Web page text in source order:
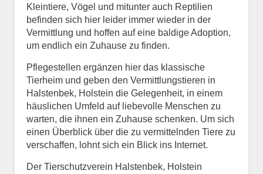
Kleintiere, Vögel und mitunter auch Reptilien
befinden sich hier leider immer wieder in der
Vermittlung und hoffen auf eine baldige Adoption,
um endlich ein Zuhause zu finden.
Pflegestellen ergänzen hier das klassische
Tierheim und geben den Vermittlungstieren in
Halstenbek, Holstein die Gelegenheit, in einem
häuslichen Umfeld auf liebevolle Menschen zu
warten, die ihnen ein Zuhause schenken. Um sich
einen Überblick über die zu vermittelnden Tiere zu
verschaffen, lohnt sich ein Blick ins Internet.
Der Tierschutzverein Halstenbek, Holstein